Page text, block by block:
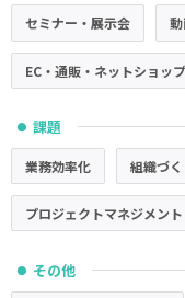
セミナー・展示会
EC・通販・ネットショップ
● 課題
業務効率化 組織づく
プロジェクトマネジメント
● その他